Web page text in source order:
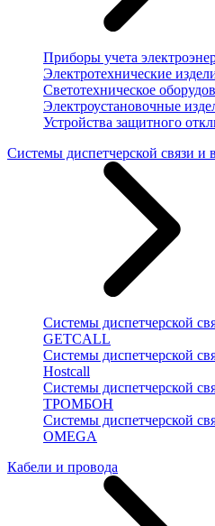
Приборы учета
Электротехнические
Светотехническое
Электроустановочные
Устройства защитного
Системы диспетчерской связи и
Системы диспетчерской
GETCALL
Системы диспетчерской
Hostcall
Системы диспетчерской
ТРОМБОН
Системы диспетчерской
OMEGA
Кабели и провода